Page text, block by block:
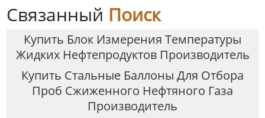
Связанный Поиск
Купить Блок Измерения Температуры
Жидких Нефтепродуктов Производитель
Купить Стальные Баллоны Для Отбора
Проб Сжиженного Нефтяного Газа
Производитель